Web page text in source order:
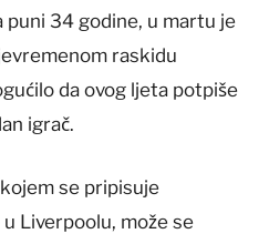
puni 34 godine, u martu je
raskidu
da ovog ljeta potpiše
igrač.
se pripisuje
Liverpoolu, može se